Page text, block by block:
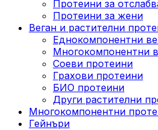
Протеини за
Протеини за жени
Веган и растителни
Еднокомпонентни
Многокомпонентни
Соеви протеини
Грахови протеини
БИО протеини
Други растителни
Многокомпонентни
Гейнъри